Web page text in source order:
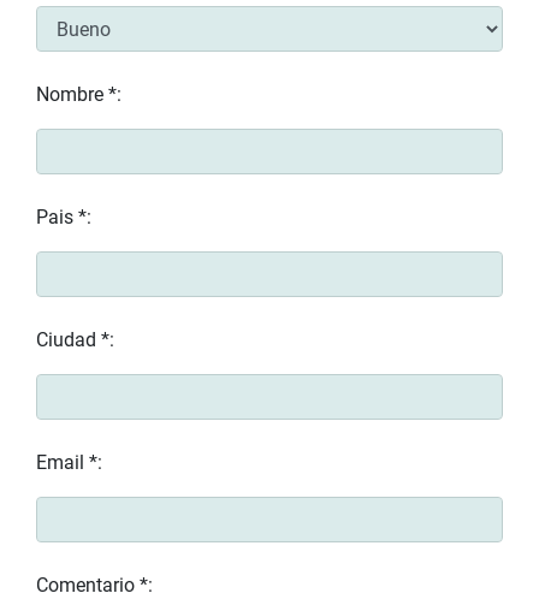
Nombre *:
Pais *:
Ciudad *:
Email *:
Comentario *: